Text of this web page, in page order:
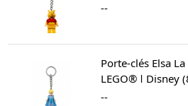
--
Porte-clés Elsa
LEGO® ǀ Disney
--